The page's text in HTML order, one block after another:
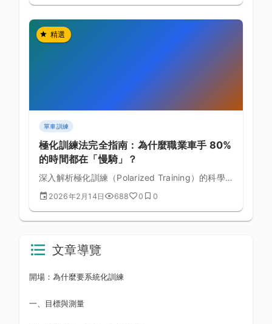
精選
單車訓練
極化訓練法完全指南：為什麼職業車手 80%
的時間都在「慢騎」？
深入解析極化訓練（Polarized Training）的科學
原理，了解為什麼頂尖車手把大部分訓練時間花在
低強度，卻能獲得最大的體能提升。
2026年2月14日 688 0 0
文章導覽
開場：為什麼要系統化訓練
一、目標與測量